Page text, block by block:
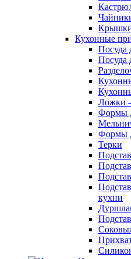
Кухонные
Посуда
Посуда
Ложки -
Формы
Формы
Терки
кухни